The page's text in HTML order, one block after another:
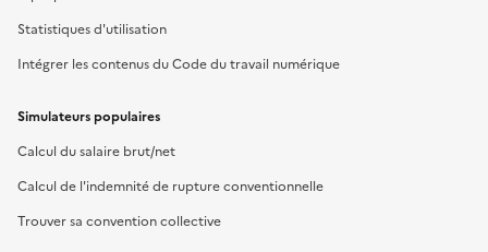
Statistiques d'utilisation
Intégrer les contenus du Code du travail numérique
Simulateurs populaires
Calcul du salaire brut/net
Calcul de l'indemnité de rupture conventionnelle
Trouver sa convention collective